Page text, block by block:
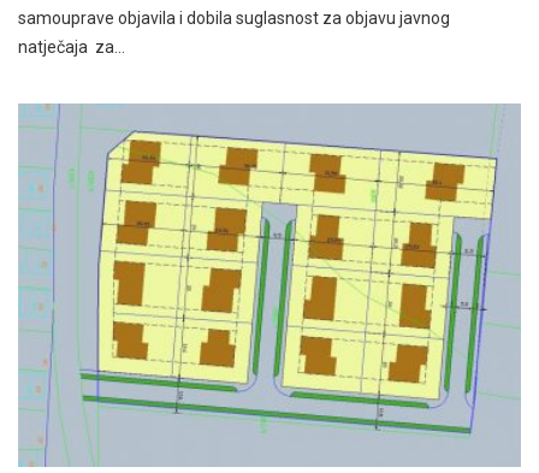
samouprave objavila i dobila suglasnost za objavu javnog
natječaja za…